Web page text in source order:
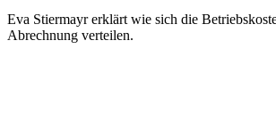
Eva Stiermayr erklärt wie sich die
Abrechnung verteilen.